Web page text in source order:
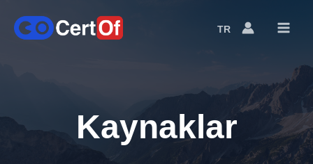
TRLanguage
Kaynaklar